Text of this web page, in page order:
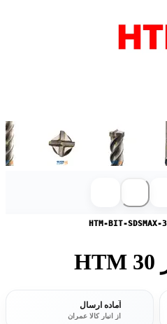
HTM-BIT-SDSMAX-
آماده ارسال
از انبار کالا عمران